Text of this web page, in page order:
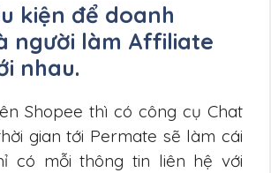
kiện để doanh
người làm Affiliate
nhau.
Shopee thì có công cụ Chat
gian tới Permate sẽ làm cái
có mỗi thông tin liên hệ với